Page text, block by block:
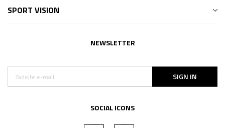
SPORT VISION
NEWSLETTER
SIGN IN
SOCIAL ICONS